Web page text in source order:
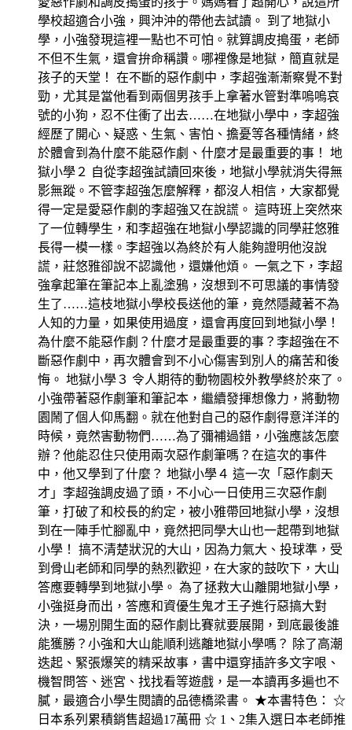
學校超適合小強，興沖沖的帶他去試讀。 到了地獄小
學，小強發現這裡一點也不可怕。就算調皮搗蛋，老師
不但不生氣，還會拚命稱讚。哪裡像是地獄，簡直就是
孩子的天堂！ 在不斷的惡作劇中，李超強漸漸察覺不對
勁，尤其是當他看到兩個男孩手上拿著水管對準嗚嗚哀
號的小狗，忍不住衝了出去……在地獄小學中，李超強
經歷了開心、疑惑、生氣、害怕、擔憂等各種情緒，終
於體會到為什麼不能惡作劇、什麼才是最重要的事！ 地
獄小學２ 自從李超強試讀回來後，地獄小學就消失得無
影無蹤。不管李超強怎麼解釋，都沒人相信，大家都覺
得一定是愛惡作劇的李超強又在說謊。 這時班上突然來
了一位轉學生，和李超強在地獄小學認識的同學莊悠雅
長得一模一樣。李超強以為終於有人能夠證明他沒說
謊，莊悠雅卻說不認識他，還嫌他煩。 一氣之下，李超
強拿起筆在筆記本上亂塗鴉，沒想到不可思議的事情發
生了……這枝地獄小學校長送他的筆，竟然隱藏著不為
人知的力量，如果使用過度，還會再度回到地獄小學！
為什麼不能惡作劇？什麼才是最重要的事？李超強在不
斷惡作劇中，再次體會到不小心傷害到別人的痛苦和後
悔。 地獄小學３ 令人期待的動物園校外教學終於來了。
小強帶著惡作劇筆和筆記本，繼續發揮想像力，將動物
園鬧了個人仰馬翻。就在他對自己的惡作劇得意洋洋的
時候，竟然害動物們……為了彌補過錯，小強應該怎麼
辦？他能忍住只使用兩次惡作劇筆嗎？在這次的事件
中，他又學到了什麼？ 地獄小學４ 這一次「惡作劇天
才」李超強調皮過了頭，不小心一日使用三次惡作劇
筆，打破了和校長的約定，被小雅帶回地獄小學，沒想
到在一陣手忙腳亂中，竟然把同學大山也一起帶到地獄
小學！ 搞不清楚狀況的大山，因為力氣大、投球準，受
到骨山老師和同學的熱烈歡迎，在大家的鼓吹下，大山
答應要轉學到地獄小學。 為了拯救大山離開地獄小學，
小強挺身而出，答應和資優生鬼才王子進行惡搞大對
決，一場別開生面的惡作劇比賽就要展開，到底最後誰
能獲勝？小強和大山能順利逃離地獄小學嗎？ 除了高潮
迭起、緊張爆笑的精采故事，書中還穿插許多文字哏、
機智問答、迷宮、找找看等遊戲，是一本讀再多遍也不
膩，最適合小學生閱讀的品德橋梁書。 ★本書特色： ☆
日本系列累積銷售超過17萬冊 ☆ 1、2集入選日本老師推